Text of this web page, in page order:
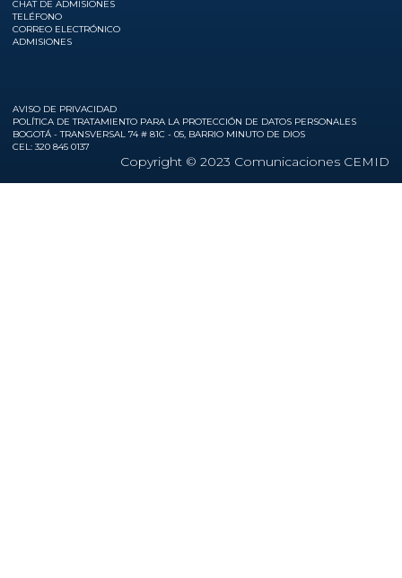
CHAT DE ADMISIONES
TELÉFONO
CORREO ELECTRÓNICO
ADMISIONES
AVISO DE PRIVACIDAD
POLÍTICA DE TRATAMIENTO PARA LA PROTECCIÓN DE DATOS PERSONALES
BOGOTÁ - TRANSVERSAL 74 # 81C - 05, BARRIO MINUTO DE DIOS
CEL: 320 845 0137
Copyright © 2023 Comunicaciones CEMID